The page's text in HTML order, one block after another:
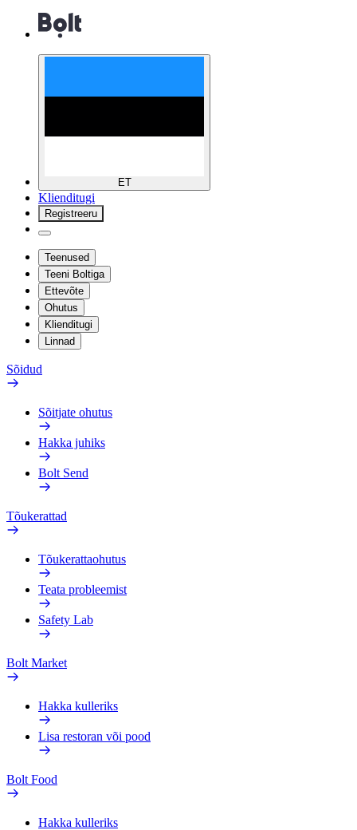
ET
Klienditugi
Registreeru
Teenused
Teeni Boltiga
Ettevõte
Ohutus
Klienditugi
Linnad
Sõidud
Sõitjate ohutus
Hakka juhiks
Bolt Send
Tõukerattad
Tõukerattaohutus
Teata probleemist
Safety Lab
Bolt Market
Hakka kulleriks
Lisa restoran või pood
Bolt Food
Hakka kulleriks